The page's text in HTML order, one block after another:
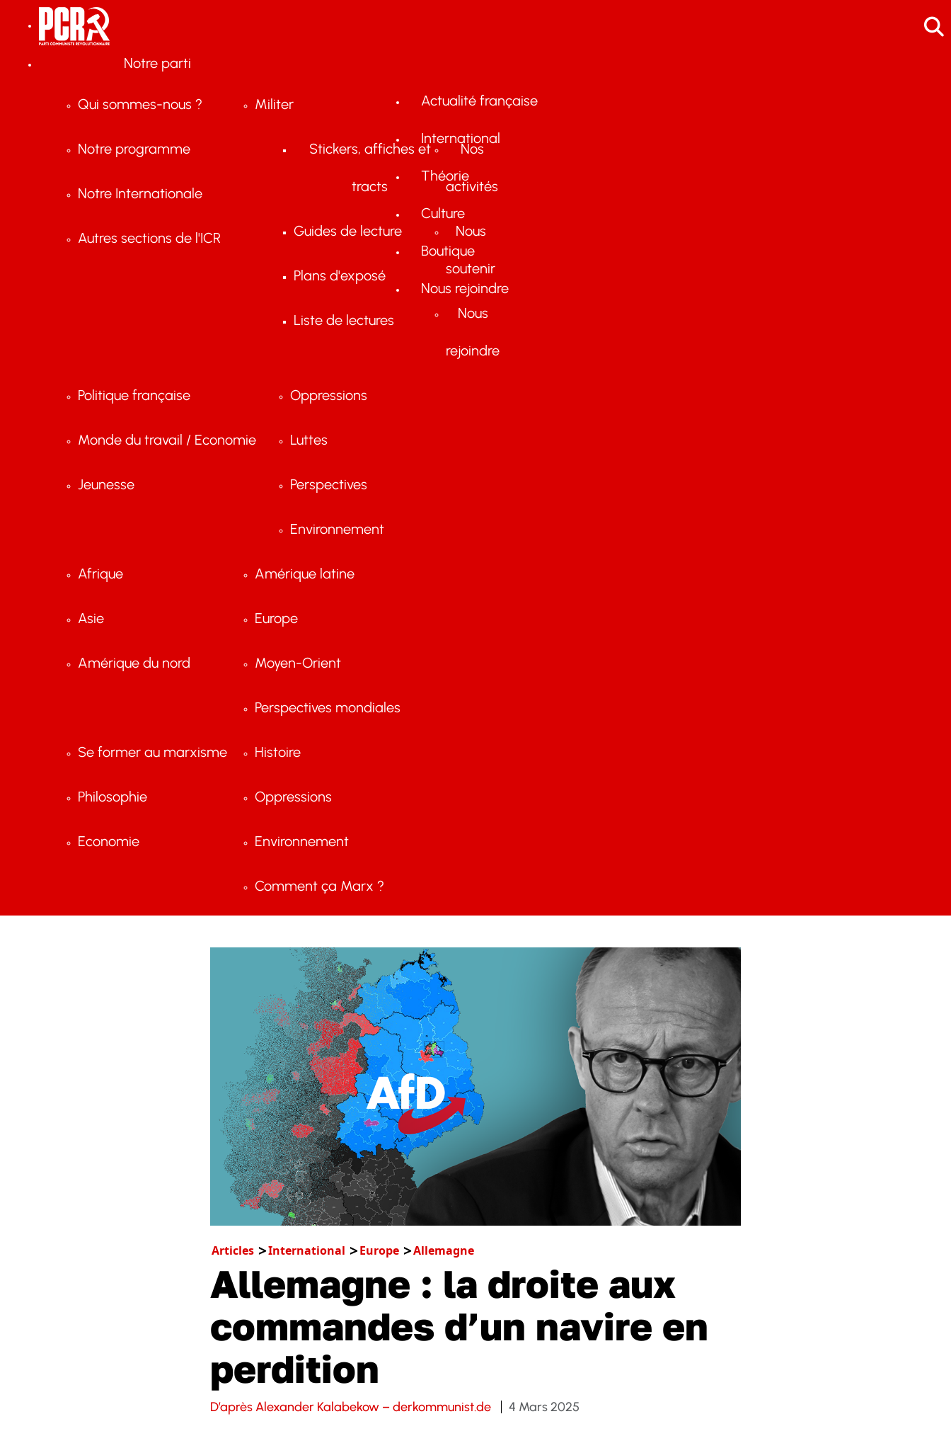
Notre parti
Qui sommes-nous ?
Notre programme
Notre Internationale
Autres sections de l'ICR
Militer
Stickers, affiches et
tracts
Guides de lecture
Plans d'exposé
Liste de lectures
Nos
activités
Nous
soutenir
Nous
rejoindre
Actualité française
Politique française
Monde du travail / Economie
Jeunesse
Oppressions
Luttes
Perspectives
Environnement
International
Afrique
Asie
Amérique du nord
Amérique latine
Europe
Moyen-Orient
Perspectives mondiales
Théorie
Se former au marxisme
Philosophie
Economie
Histoire
Oppressions
Environnement
Comment ça Marx ?
Culture
Boutique
Nous rejoindre
Articles International Europe Allemagne
Allemagne : la droite aux
commandes d’un navire en
perdition
D’après Alexander Kalabekow – derkommunist.de 4 Mars 2025